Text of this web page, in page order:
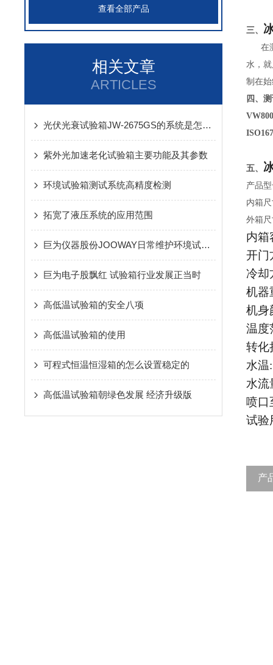
查看全部产品
相关文章
ARTICLES
光伏光衰试验箱JW-2675GS的系统是怎样的
紫外光加速老化试验箱主要功能及其参数
环境试验箱测试系统高精度检测
拓宽了液压系统的应用范围
巨为仪器股份JOOWAY日常维护环境试验设备的方法法
巨为电子股飘红 试验箱行业发展正当时
高低温试验箱的安全八项
高低温试验箱的使用
可程式恒温恒湿箱的怎么设置稳定的
高低温试验箱朝绿色发展 经济升级版
三、
在测
水，
制在
四、
五、
产品
内箱
外箱
内箱
开门
冷却
机
机身
温度
转化
水
水流
喷口
试验
产